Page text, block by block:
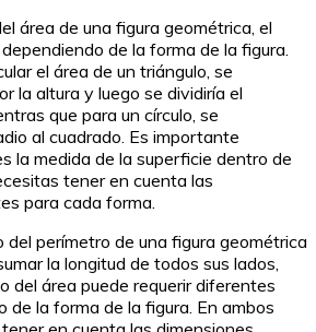
área de una figura geométrica, el
de la forma de la figura.
el área de un triángulo, se
la altura y luego se dividiría el
que para un círculo, se
al cuadrado. Es importante
la medida de la superficie dentro de
tener en cuenta las
para cada forma.
del perímetro de una figura geométrica
la longitud de todos sus lados,
del área puede requerir diferentes
de la forma de la figura. En ambos